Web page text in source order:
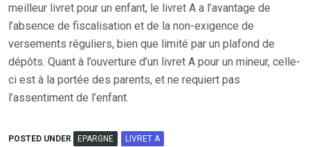
meilleur livret pour un enfant, le livret A a l’avantage de
l’absence de fiscalisation et de la non-exigence de
versements réguliers, bien que limité par un plafond de
dépôts. Quant à l’ouverture d’un livret A pour un mineur, celle-
ci est à la portée des parents, et ne requiert pas
l’assentiment de l’enfant.
POSTED UNDER EPARGNE LIVRET A